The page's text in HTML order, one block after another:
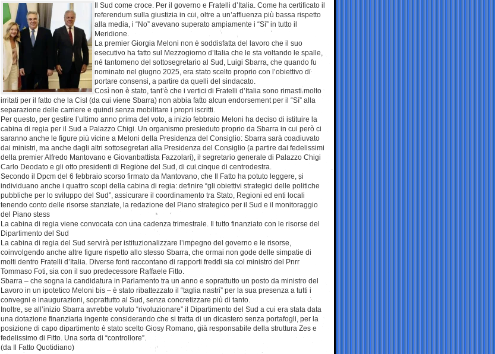
Il Sud come croce. Per il governo e Fratelli d’Italia. Come ha certificato il
referendum sulla giustizia in cui, oltre a un’affluenza più bassa rispetto
alla media, i “No” avevano superato ampiamente i “Sì” in tutto il
Meridione.
La premier Giorgia Meloni non è soddisfatta del lavoro che il suo
esecutivo ha fatto sul Mezzogiorno d’Italia che le sta voltando le spalle,
né tantomeno del sottosegretario al Sud, Luigi Sbarra, che quando fu
nominato nel giugno 2025, era stato scelto proprio con l’obiettivo di
portare consensi, a partire da quelli del sindacato.
Così non è stato, tant’è che i vertici di Fratelli d’Italia sono rimasti molto
irritati per il fatto che la Cisl (da cui viene Sbarra) non abbia fatto alcun endorsement per il “Sì” alla
separazione delle carriere e quindi senza mobilitare i propri iscritti.
Per questo, per gestire l’ultimo anno prima del voto, a inizio febbraio Meloni ha deciso di istituire la
cabina di regia per il Sud a Palazzo Chigi. Un organismo presieduto proprio da Sbarra in cui però ci
saranno anche le figure più vicine a Meloni della Presidenza del Consiglio: Sbarra sarà coadiuvato
dai ministri, ma anche dagli altri sottosegretari alla Presidenza del Consiglio (a partire dai fedelissimi
della premier Alfredo Mantovano e Giovanbattista Fazzolari), il segretario generale di Palazzo Chigi
Carlo Deodato e gli otto presidenti di Regione del Sud, di cui cinque di centrodestra.
Secondo il Dpcm del 6 febbraio scorso firmato da Mantovano, che Il Fatto ha potuto leggere, si
individuano anche i quattro scopi della cabina di regia: definire “gli obiettivi strategici delle politiche
pubbliche per lo sviluppo del Sud”, assicurare il coordinamento tra Stato, Regioni ed enti locali
tenendo conto delle risorse stanziate, la redazione del Piano strategico per il Sud e il monitoraggio
del Piano stess
La cabina di regia viene convocata con una cadenza trimestrale. Il tutto finanziato con le risorse del
Dipartimento del Sud
La cabina di regia del Sud servirà per istituzionalizzare l’impegno del governo e le risorse,
coinvolgendo anche altre figure rispetto allo stesso Sbarra, che ormai non gode delle simpatie di
molti dentro Fratelli d’Italia. Diverse fonti raccontano di rapporti freddi sia col ministro del Pnrr
Tommaso Foti, sia con il suo predecessore Raffaele Fitto.
Sbarra – che sogna la candidatura in Parlamento tra un anno e soprattutto un posto da ministro del
Lavoro in un ipotetico Meloni bis – è stato ribattezzato il “taglia nastri” per la sua presenza a tutti i
convegni e inaugurazioni, soprattutto al Sud, senza concretizzare più di tanto.
Inoltre, se all’inizio Sbarra avrebbe voluto “rivoluzionare” il Dipartimento del Sud a cui era stata data
una dotazione finanziaria ingente considerando che si tratta di un dicastero senza portafogli, per la
posizione di capo dipartimento è stato scelto Giosy Romano, già responsabile della struttura Zes e
fedelissimo di Fitto. Una sorta di “controllore”.
(da Il Fatto Quotidiano)